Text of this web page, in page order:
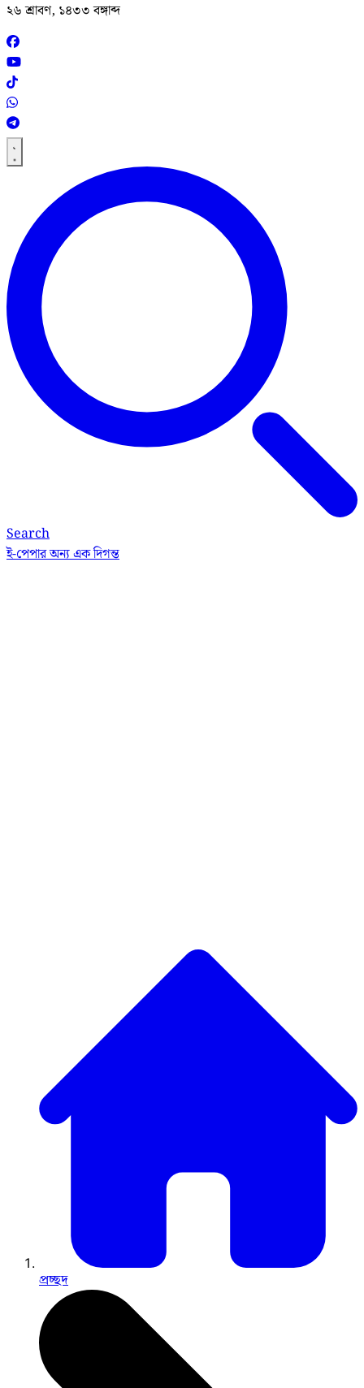
২৬ শ্রাবণ, ১৪৩৩ বঙ্গাব্দ
Search
ই-পেপারঅন্য এক দিগন্ত
প্রচ্ছদ